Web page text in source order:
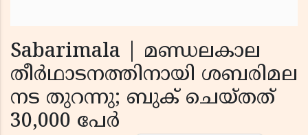
Sabarimala | മണ്ഡലകാല
തീര്‍ഥാടനത്തിനായി ശബരിമല
നട തുറന്നു; ബുക് ചെയ്തത്
30,000 പേര്‍